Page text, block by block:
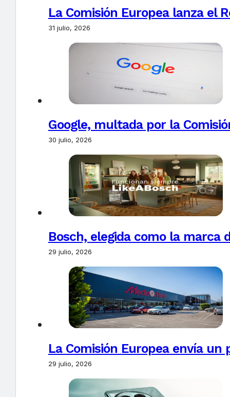
La Comisión Europea lanza el
31 julio, 2026
Google, multada por la
30 julio, 2026
Bosch, elegida como la marca
29 julio, 2026
La Comisión Europea envía un
29 julio, 2026